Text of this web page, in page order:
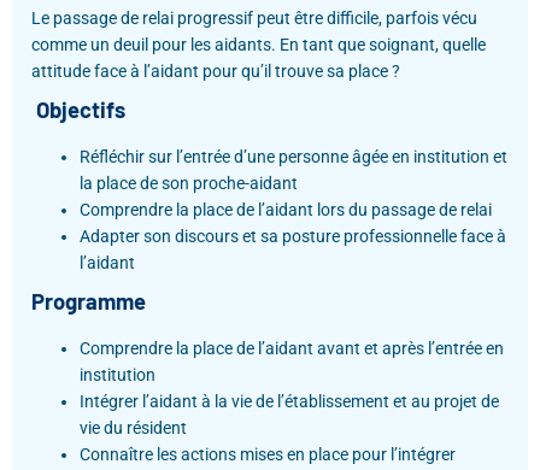
Le passage de relai progressif peut être difficile, parfois vécu
comme un deuil pour les aidants. En tant que soignant, quelle
attitude face à l’aidant pour qu’il trouve sa place ?
Objectifs
Réfléchir sur l’entrée d’une personne âgée en institution et
la place de son proche-aidant
Comprendre la place de l’aidant lors du passage de relai
Adapter son discours et sa posture professionnelle face à
l’aidant
Programme
Comprendre la place de l’aidant avant et après l’entrée en
institution
Intégrer l’aidant à la vie de l’établissement et au projet de
vie du résident
Connaître les actions mises en place pour l’intégrer